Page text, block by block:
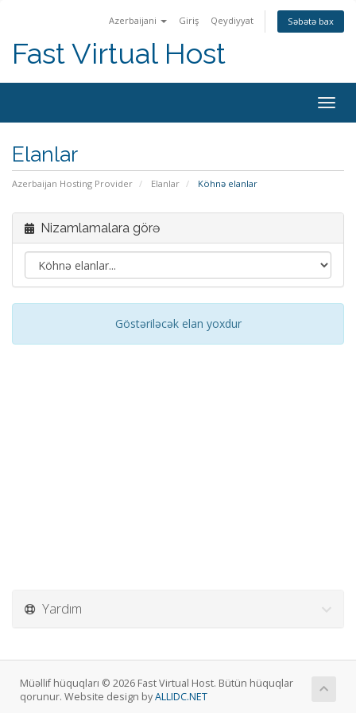
Azerbaijani Giriş Qeydiyyat Səbətə bax
Fast Virtual Host
keçid
Elanlar
Azerbaijan Hosting Provider Elanlar Köhnə elanlar
Nizamlamalara görə
Göstəriləcək elan yoxdur
Yardım
Müəllif hüquqları © 2026 Fast Virtual Host. Bütün hüquqlar
qorunur. Website design byALLIDC.NET